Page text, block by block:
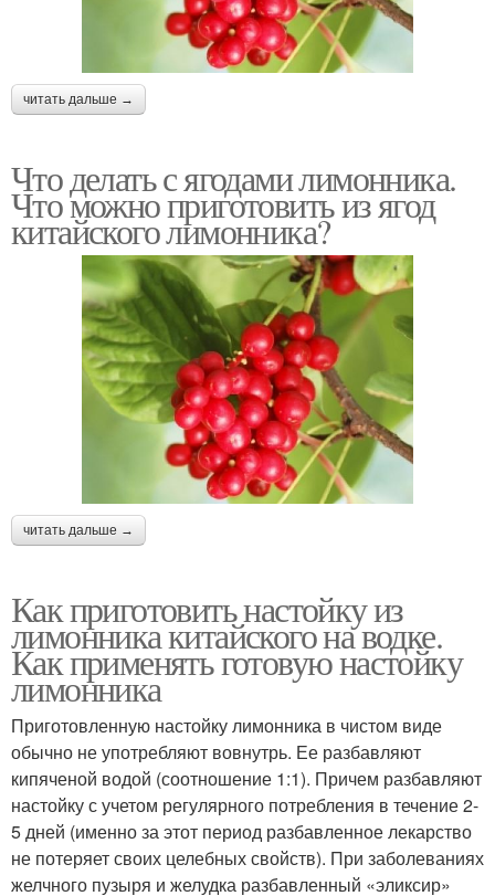
читать дальше →
Что делать с ягодами лимонника.
Что можно приготовить из ягод
китайского лимонника?
читать дальше →
Как приготовить настойку из
лимонника китайского на водке.
Как применять готовую настойку
лимонника
Приготовленную настойку лимонника в чистом виде
обычно не употребляют вовнутрь. Ее разбавляют
кипяченой водой (соотношение 1:1). Причем разбавляют
настойку с учетом регулярного потребления в течение 2-
5 дней (именно за этот период разбавленное лекарство
не потеряет своих целебных свойств). При заболеваниях
желчного пузыря и желудка разбавленный «эликсир»